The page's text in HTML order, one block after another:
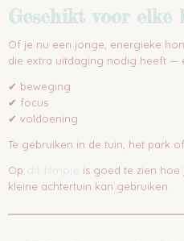
Geschikt voor elke
Of je nu een jonge, energieke
die extra uitdaging nodig heeft —
✔ beweging
✔ focus
✔ voldoening
Te gebruiken in de tuin, het park
Op dit filmpje is goed te zien
kleine achtertuin kan gebruiken.